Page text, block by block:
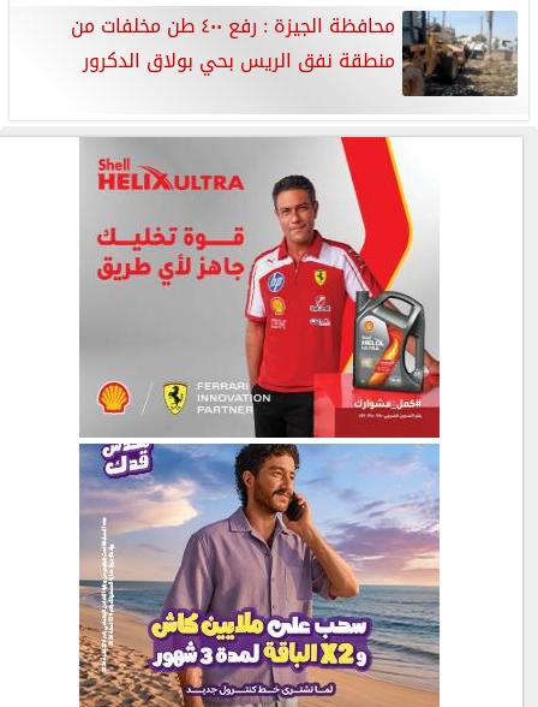
محافظة الجيزة : رفع ٤٠٠ طن مخلفات من
منطقة نفق الريس بحي بولاق الدكرور